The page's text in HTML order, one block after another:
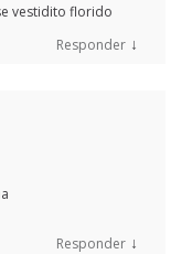
vestidito florido
Responder ↓
Responder ↓